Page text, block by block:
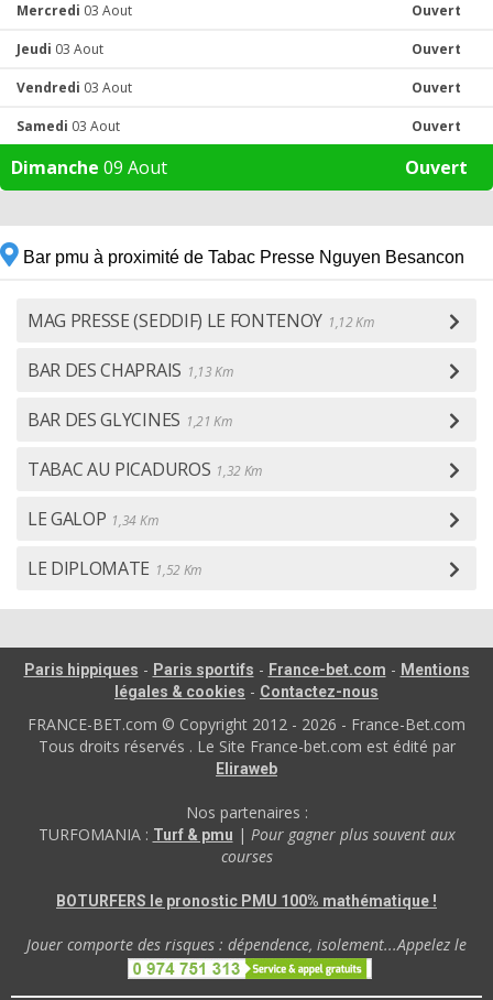
Mercredi 03 Aout Ouvert
Jeudi 03 Aout Ouvert
Vendredi 03 Aout Ouvert
Samedi 03 Aout Ouvert
Dimanche 09 Aout Ouvert
Bar pmu à proximité de Tabac Presse Nguyen Besancon
MAG PRESSE (SEDDIF) LE FONTENOY 1,12 Km
BAR DES CHAPRAIS 1,13 Km
BAR DES GLYCINES 1,21 Km
TABAC AU PICADUROS 1,32 Km
LE GALOP 1,34 Km
LE DIPLOMATE 1,52 Km
Paris hippiques - Paris sportifs - France-bet.com - Mentions
légales & cookies - Contactez-nous
FRANCE-BET.com © Copyright 2012 - 2026 - France-Bet.com
Tous droits réservés . Le Site France-bet.com est édité par
Eliraweb
Nos partenaires :
TURFOMANIA : Turf & pmu | Pour gagner plus souvent aux
courses
BOTURFERS le pronostic PMU 100% mathématique !
Jouer comporte des risques : dépendence, isolement...Appelez le